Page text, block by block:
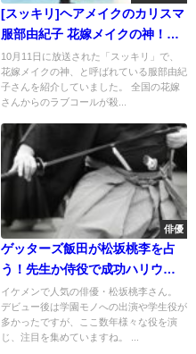
[スッキリ]ヘアメイクのカリスマ
服部由紀子 花嫁メイクの神！に
密着
10月11日に放送された「スッキリ」で、
花嫁メイクの神、と呼ばれている服部由紀
子さんを紹介していました。 全国の花嫁
さんからのラブコールが殺...
俳優
ゲッターズ飯田が松坂桃李を占
う！先生か侍役で成功ハリウッ
ドも？
イケメンで人気の俳優・松坂桃李さん。
デビュー後は学園モノへの出演や学生役が
多かったですが、ここ数年様々な役を演
じ、注目を集めていますね。 ...